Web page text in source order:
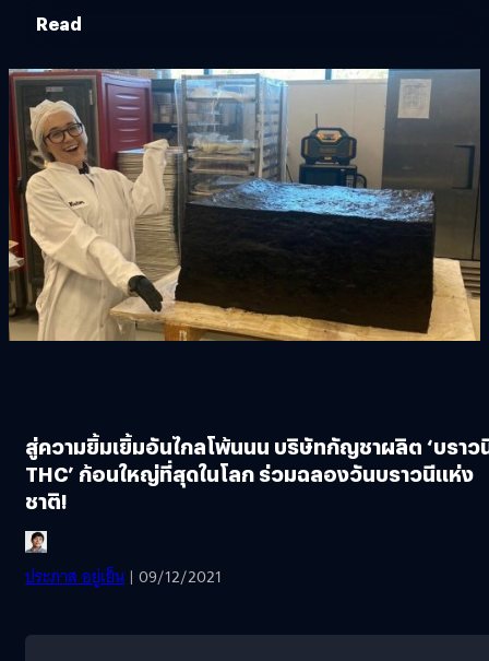
Read
สู่ความยิ้มเยิ้มอันไกลโพ้นนน บริษัทกัญชาผลิต ‘บราว
THC’ ก้อนใหญ่ที่สุดในโลก ร่วมฉลองวันบราวนีแห่ง
ชาติ!
ประภาส อยู่เย็น | 09/12/2021